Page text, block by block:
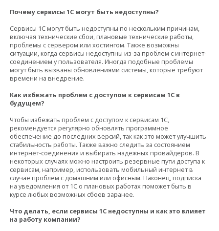
Почему сервисы 1С могут быть недоступны?
Сервисы 1С могут быть недоступны по нескольким причинам,
включая технические сбои, плановые технические работы,
проблемы с сервером или хостингом. Также возможны
ситуации, когда сервисы недоступны из-за проблем с интернет-
соединением у пользователя. Иногда подобные проблемы
могут быть вызваны обновлениями системы, которые требуют
времени на внедрение.
Как избежать проблем с доступом к сервисам 1С в
будущем?
Чтобы избежать проблем с доступом к сервисам 1С,
рекомендуется регулярно обновлять программное
обеспечение до последних версий, так как это может улучшить
стабильность работы. Также важно следить за состоянием
интернет-соединения и выбирать надежных провайдеров. В
некоторых случаях можно настроить резервные пути доступа к
сервисам, например, использовать мобильный интернет в
случае проблем с домашним или офисным. Наконец, подписка
на уведомления от 1С о плановых работах поможет быть в
курсе любых возможных сбоев заранее.
Что делать, если сервисы 1С недоступны и как это влияет
на работу компании?